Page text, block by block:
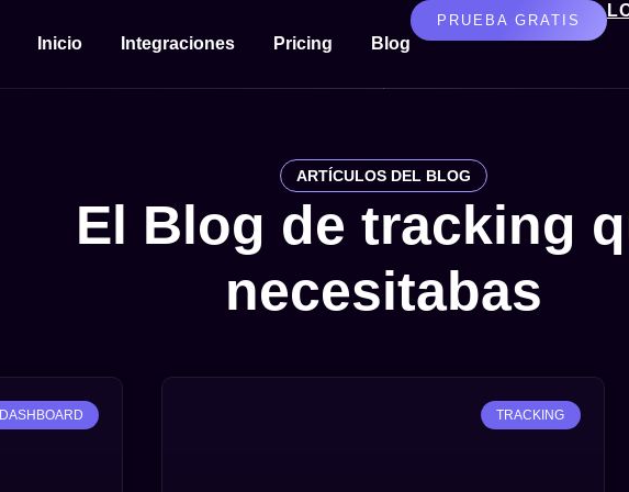
Inicio Integraciones Pricing Blog
PRUEBA GRATIS
ARTÍCULOS DEL BLOG
El Blog de tracking
necesitabas
DASHBOARD TRACKING